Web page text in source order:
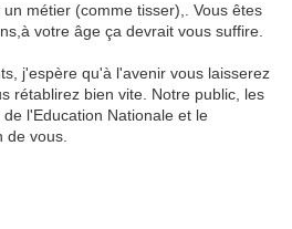
métier (comme tisser),. Vous êtes
votre âge ça devrait vous suffire.
j'espère qu'à l'avenir vous laisserez
rétablirez bien vite. Notre public, les
l'Education Nationale et le
de vous.